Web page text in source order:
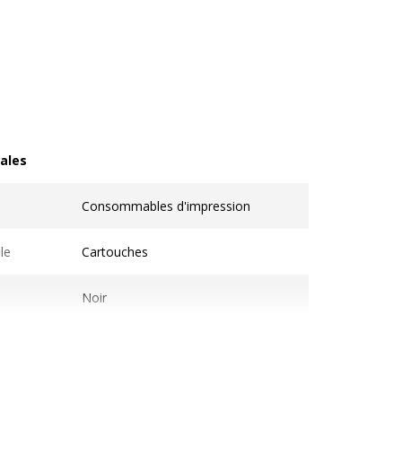
Consommables d'impression
Cartouches
Noir